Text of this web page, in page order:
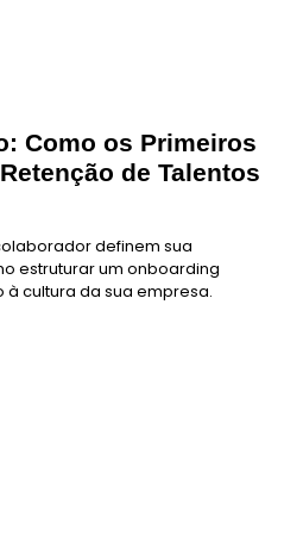
Como os Primeiros
de Talentos
definem sua
estruturar um onboarding
cultura da sua empresa.